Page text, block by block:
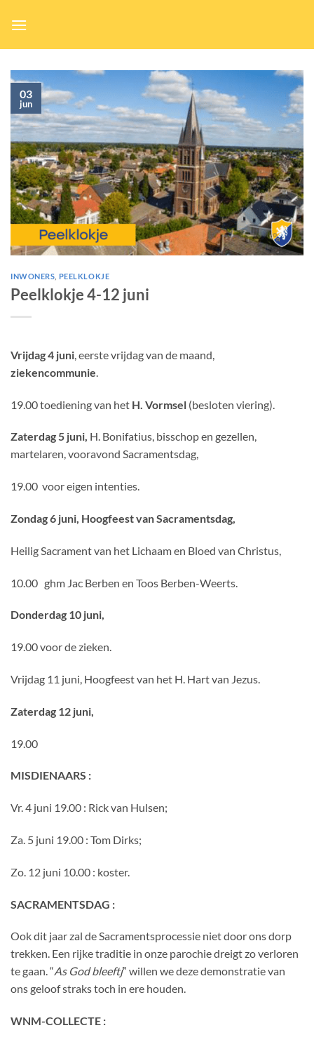
naar
03
jun
INWONERS PEELKLOKJE
Peelklokje 4-12 juni
Vrijdag 4 juni , eerste vrijdag van de maand,
ziekencommunie
19.00 toediening van het H. Vormsel (besloten viering).
Zaterdag 5 juni, H. Bonifatius, bisschop en gezellen,
martelaren, vooravond Sacramentsdag,
19.00 voor eigen intenties.
Zondag 6 juni, Hoogfeest van Sacramentsdag,
Heilig Sacrament van het Lichaam en Bloed van Christus,
10.00 ghm Jac Berben en Toos Berben-Weerts.
Donderdag 10 juni,
19.00 voor de zieken.
Vrijdag 11 juni, Hoogfeest van het H. Hart van Jezus.
Zaterdag 12 juni,
19.00
MISDIENAARS :
Vr. 4 juni 19.00 : Rick van Hulsen;
Za. 5 juni 19.00 : Tom Dirks;
Zo. 12 juni 10.00 : koster.
SACRAMENTSDAG :
Ook dit jaar zal de Sacramentsprocessie niet door ons dorp
trekken. Een rijke traditie in onze parochie dreigt zo verloren
te gaan. “As God bleeftj” willen we deze demonstratie van
ons geloof straks toch in ere houden.
WNM-COLLECTE :